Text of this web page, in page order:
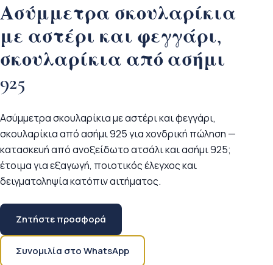
Ασύμμετρα σκουλαρίκια
με αστέρι και φεγγάρι,
σκουλαρίκια από ασήμι
925
Ασύμμετρα σκουλαρίκια με αστέρι και φεγγάρι,
σκουλαρίκια από ασήμι 925 για χονδρική πώληση —
κατασκευή από ανοξείδωτο ατσάλι και ασήμι 925;
έτοιμα για εξαγωγή, ποιοτικός έλεγχος και
δειγματοληψία κατόπιν αιτήματος.
Ζητήστε προσφορά
Συνομιλία στο WhatsApp